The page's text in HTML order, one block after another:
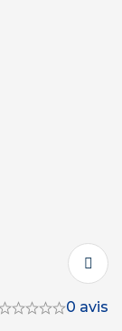
0 avis